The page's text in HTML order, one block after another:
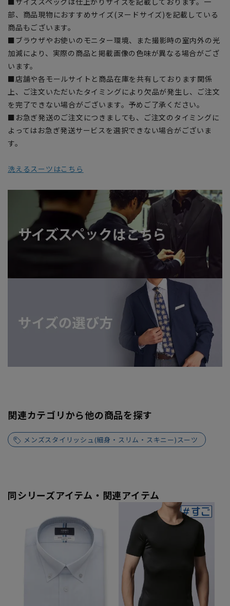
部、商品現物におすすめサイズ(ヌードサイズ)を記載している
商品もございます。
■ブラウザやお使いのモニター環境、また撮影時の室内外の光
加減により、実際の商品と掲載画像の色味が異なる場合がござ
います。
■店舗や各モールサイトと商品在庫を共有しております関係
上、ご注文いただいたタイミングにより欠品が発生し、ご注文
を完了できない場合がございます。予めご了承ください。
■お急ぎ発送のご注文につきましても、ご注文のタイミングに
よってはお急ぎ発送サービスを選択できない場合がございま
す。
洗えるスーツはこちら
関連カテゴリから他の商品を探す
メンズスタイリッシュ(細身・スリム・スキニー)スーツ
同シリーズアイテム・関連アイテム